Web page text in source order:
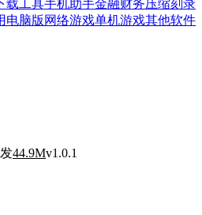
载工具手机助手金融财务压缩刻录
电脑版 网络游戏单机游戏其他软件
44.9Mv1.0.1